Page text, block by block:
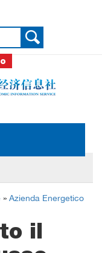
» Azienda Energetico
il